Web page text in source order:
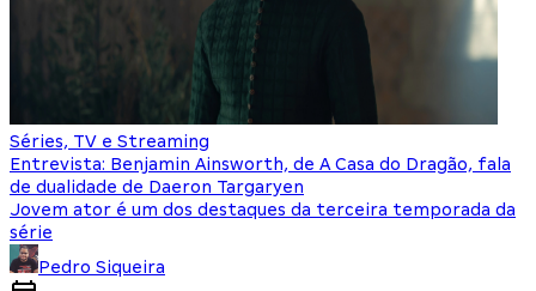
Séries, TV e Streaming
Entrevista: Benjamin Ainsworth, de A Casa do Dragão, fala
de dualidade de Daeron Targaryen
Jovem ator é um dos destaques da terceira temporada da
série
Pedro Siqueira